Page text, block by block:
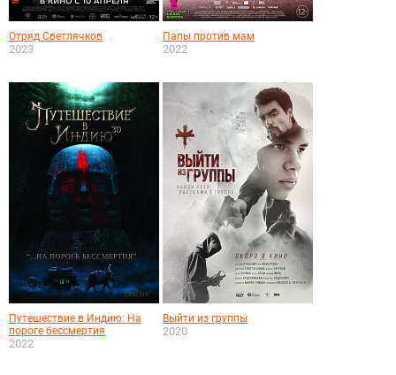
Отряд Светлячков
2023
Папы против мам
2022
Путешествие в Индию: На
пороге бессмертия
2022
Выйти из группы
2020